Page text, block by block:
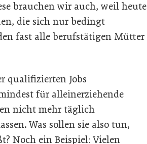
brauchen wir auch, weil heute
die sich nur bedingt
fast alle berufstätigen Mütter
qualifizierten Jobs
für alleinerziehende
nicht mehr täglich
Was sollen sie also tun,
Noch ein Beispiel: Vielen